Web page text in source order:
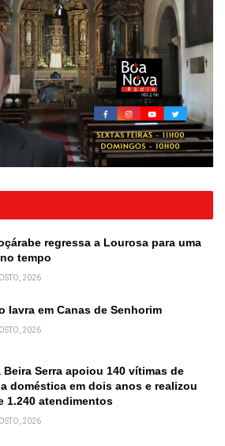
regressa a Lourosa para uma
tempo
2026
lavra em Canas de Senhorim
2026
Beira Serra apoiou 140 vítimas de
doméstica em dois anos e realizou
1.240 atendimentos
2026